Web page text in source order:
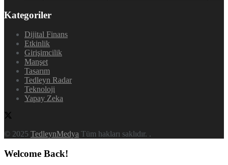
Kategoriler
Dijital Finans
Etkinlik
Girişimcilik
Manşet
Tasarım
Tedleyn Radar
Teknoloji
Yapay Zeka
© 2025 TedleynMedya Tüm hakları saklıdır. .
Welcome Back!